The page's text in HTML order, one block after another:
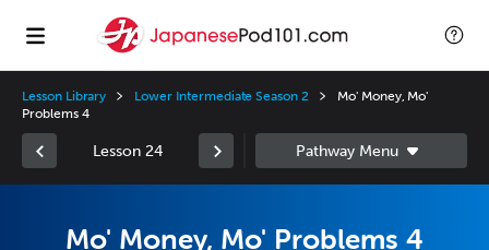
Lesson Library Lower Intermediate Season 2
Mo' Money, Mo'
Problems 4
Lesson 24
Mo' Money, Mo' Problems 4